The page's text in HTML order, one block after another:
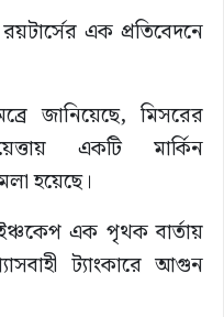
এক প্রতিবেদনে
জানিয়েছে, মিসরের
একটি মার্কিন
হয়েছে।
ইঞ্চকেপ এক পৃথক বার্তায়
ট্যাংকারে আগুন